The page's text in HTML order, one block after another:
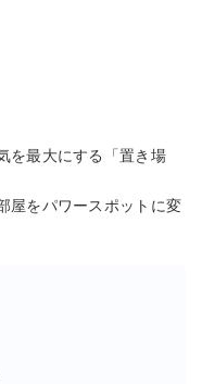
を最大にする「置き場
屋をパワースポットに変